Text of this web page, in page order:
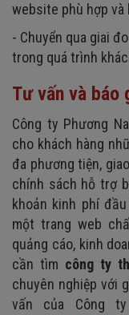
website phù hợp và
- Chuyển qua giai
trong quá trình
Tư vấn và báo
Công ty Phương
cho khách hàng
đa phương tiện,
chính sách hỗ trợ
khoản kinh phí
một trang web
quảng cáo, kinh
cần tìm công ty
chuyên nghiệp với
vấn của Công